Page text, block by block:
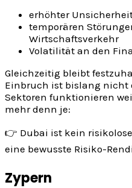
erhöhter
temporären
Wirtschaftsverkehr
Volatilität an den
Gleichzeitig bleibt
Einbruch ist bislang nicht
Sektoren funktionieren
mehr denn je:
👉 Dubai ist kein
eine bewusste Risiko-
Zypern